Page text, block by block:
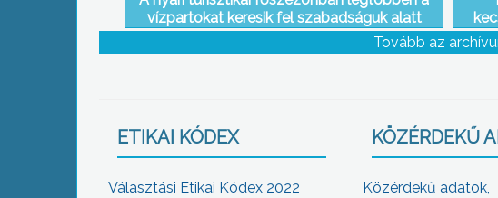
vízpartokat keresik fel szabadságuk alatt
Tovább az
ETIKAI KÓDEX
Választási Etikai Kódex 2022
KÖZÉRDEKŰ
Közérdekű adatok,